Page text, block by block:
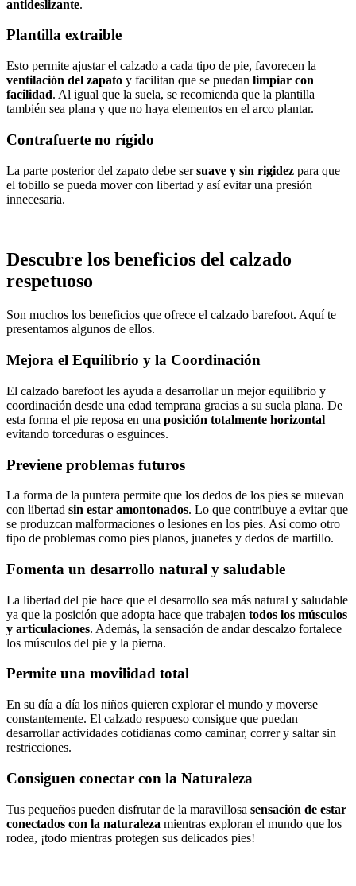
antideslizante.
Plantilla extraible
Esto permite ajustar el calzado a cada tipo de pie, favorecen la
ventilación del zapato y facilitan que se puedan limpiar con
facilidad. Al igual que la suela, se recomienda que la plantilla
también sea plana y que no haya elementos en el arco plantar.
Contrafuerte no rígido
La parte posterior del zapato debe sersuave y sin rigidez para que
el tobillo se pueda mover con libertad y así evitar una presión
innecesaria.
Descubre los beneficios del calzado
respetuoso
Son muchos los beneficios que ofrece el calzado barefoot. Aquí te
presentamos algunos de ellos.
Mejora el Equilibrio y la Coordinación
El calzado barefoot les ayuda a desarrollar un mejor equilibrio y
coordinación desde una edad temprana gracias a su suela plana. De
esta forma el pie reposa en una posición totalmente horizontal
evitando torceduras o esguinces.
Previene problemas futuros
La forma de la puntera permite que los dedos de los pies se muevan
con libertad sin estar amontonados. Lo que contribuye a evitar que
se produzcan malformaciones o lesiones en los pies. Así como otro
tipo de problemas como pies planos, juanetes y dedos de martillo.
Fomenta un desarrollo natural y saludable
La libertad del pie hace que el desarrollo sea más natural y saludable
ya que la posición que adopta hace que trabajen todos los músculos
y articulaciones. Además, la sensación de andar descalzo fortalece
los músculos del pie y la pierna.
Permite una movilidad total
En su día a día los niños quieren explorar el mundo y moverse
constantemente. El calzado respueso consigue que puedan
desarrollar actividades cotidianas como caminar, correr y saltar sin
restricciones.
Consiguen conectar con la Naturaleza
Tus pequeños pueden disfrutar de la maravillosa sensación de estar
conectados con la naturaleza mientras exploran el mundo que los
rodea, ¡todo mientras protegen sus delicados pies!